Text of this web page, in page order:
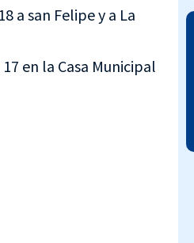
a san Felipe y a La
en la Casa Municipal